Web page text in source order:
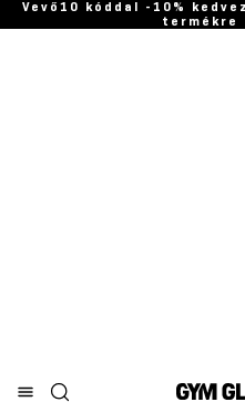
Vevő10 kóddal -10%
termékre